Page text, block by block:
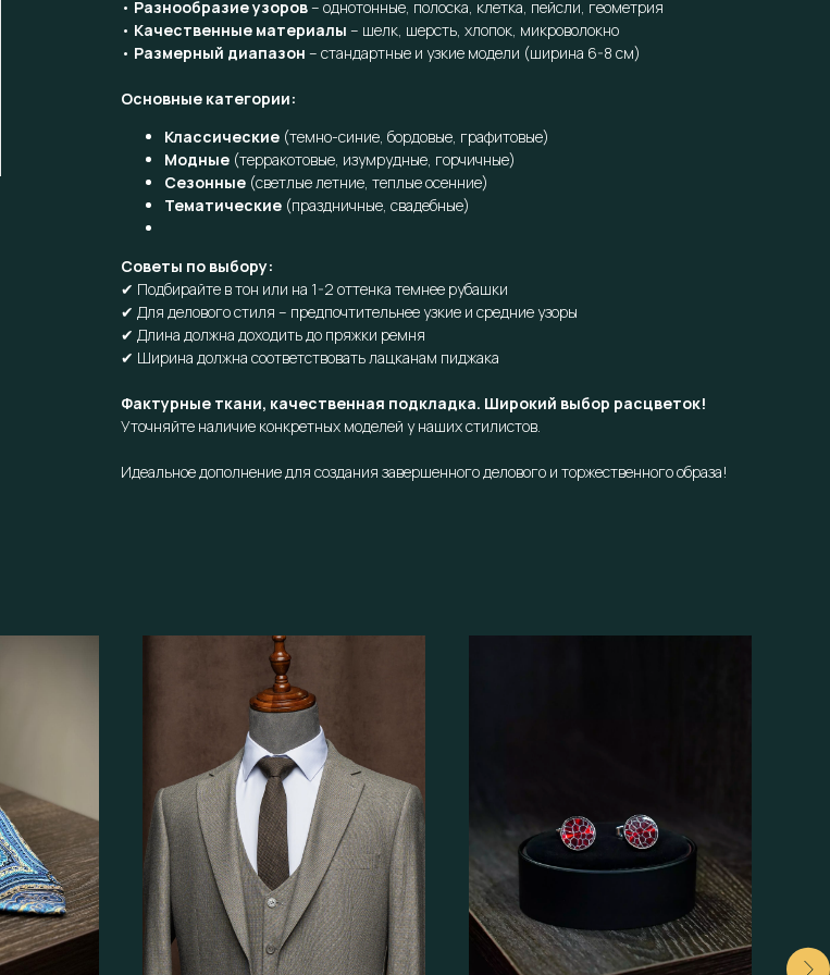
• Разнообразие узоров– однотонные, полоска, клетка, пейсли, геометрия
• Качественные материалы – шелк, шерсть, хлопок, микроволокно
• Размерный диапазон – стандартные и узкие модели (ширина 6-8 см)
Основные категории:
Классические (темно-синие, бордовые, графитовые)
Модные (терракотовые, изумрудные, горчичные)
Сезонные (светлые летние, теплые осенние)
Тематические (праздничные, свадебные)
Советы по выбору:
✔ Подбирайте в тон или на 1-2 оттенка темнее рубашки
✔ Для делового стиля – предпочтительнее узкие и средние узоры
✔ Длина должна доходить до пряжки ремня
✔ Ширина должна соответствовать лацканам пиджака
Фактурные ткани, качественная подкладка. Широкий выбор расцветок!
Уточняйте наличие конкретных моделей у наших стилистов.
Идеальное дополнение для создания завершенного делового и торжественного образа!